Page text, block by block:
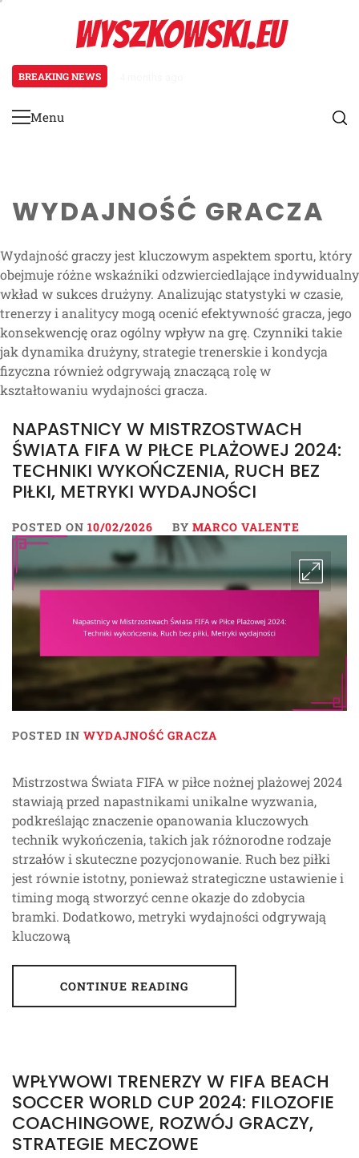
WYSZKOWSKI.EU
BREAKING NEWS
Primary
Menu
WYDAJNOŚĆ GRACZA
Wydajność graczy jest kluczowym aspektem sportu, który
obejmuje różne wskaźniki odzwierciedlające indywidualny
wkład w sukces drużyny. Analizując statystyki w czasie,
trenerzy i analitycy mogą ocenić efektywność gracza, jego
konsekwencję oraz ogólny wpływ na grę. Czynniki takie
jak dynamika drużyny, strategie trenerskie i kondycja
fizyczna również odgrywają znaczącą rolę w
kształtowaniu wydajności gracza.
NAPASTNICY W MISTRZOSTWACH
ŚWIATA FIFA W PIŁCE PLAŻOWEJ 2024:
TECHNIKI WYKOŃCZENIA, RUCH BEZ
PIŁKI, METRYKI WYDAJNOŚCI
POSTED ON 10/02/2026 BY MARCO VALENTE
POSTED IN WYDAJNOŚĆ GRACZA
Mistrzostwa Świata FIFA w piłce nożnej plażowej 2024
stawiają przed napastnikami unikalne wyzwania,
podkreślając znaczenie opanowania kluczowych
technik wykończenia, takich jak różnorodne rodzaje
strzałów i skuteczne pozycjonowanie. Ruch bez piłki
jest równie istotny, ponieważ strategiczne ustawienie i
timing mogą stworzyć cenne okazje do zdobycia
bramki. Dodatkowo, metryki wydajności odgrywają
kluczową
CONTINUE READING
WPŁYWOWI TRENERZY W FIFA BEACH
SOCCER WORLD CUP 2024: FILOZOFIE
COACHINGOWE, ROZWÓJ GRACZY,
STRATEGIE MECZOWE